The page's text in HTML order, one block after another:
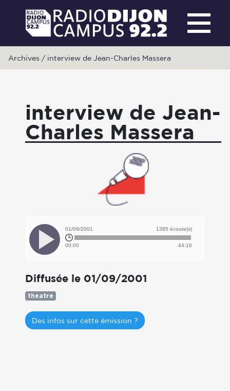
Archives / interview de Jean-Charles Massera
interview de Jean-
Charles Massera
01/09/2001 1385 écoute(s)
00:00 44:16
Diffusée le 01/09/2001
theatre
Des infos sur cette émission ?